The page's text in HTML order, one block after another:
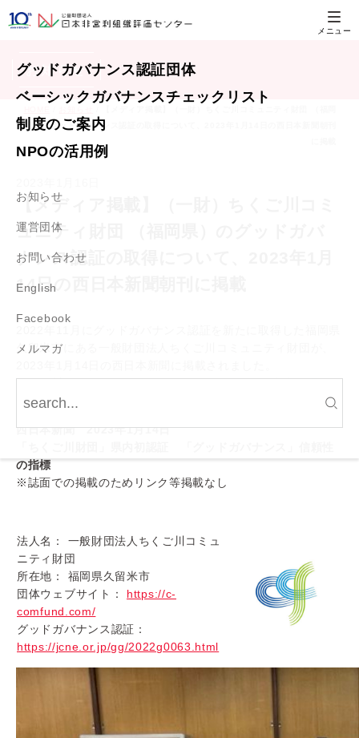
グッドガバナンス認証団体
ベーシックガバナンスチェックリスト
制度のご案内
NPOの活用例
お知らせ
運営団体
お問い合わせ
English
Facebook
メルマガ
お知らせ
県）のグッドガバナンス認証の取得について、2023年1月14日の西日本新聞朝刊
【メディア掲載】（一財）ちくご川コミ
ュニティ財団 （福岡県）のグッドガバ
ナンス認証の取得について、2023年1月
14日の西日本新聞朝刊に掲載
久留米市にある一般財団法人ちくご川コミュニティ財団が、
ちくご川コミュニティ財団は、グッドガバナンス認証の取得
は福岡県では初となります。
西日本新聞 2023年1月14日
の指標
※誌面での掲載のためリンク等掲載なし
法人名： 一般財団法人ちくご川コミュ
ニティ財団
所在地： 福岡県久留米市
団体ウェブサイト： https://c-
comfund.com/
グッドガバナンス認証：
https://jcne.or.jp/gg/2022g0063.html